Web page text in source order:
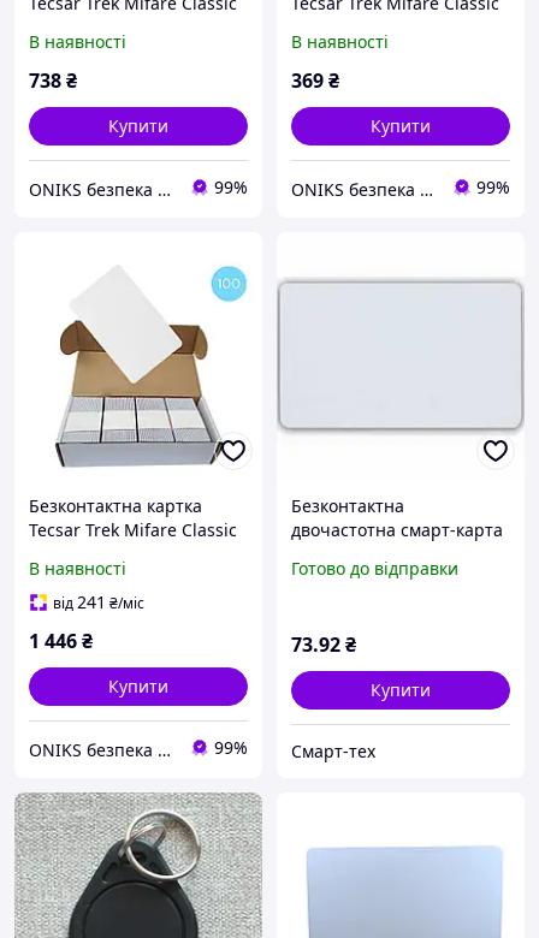
3115. Набір 50 шт
В наявності
738₴
Купити
ONIKS безпека та комфорт 99%
3114. Набір 25 шт
В наявності
369₴
Купити
ONIKS безпека та комфорт 99%
Безконтактна картка
Tecsar Trek Mifare Classic
3116. Набір 100 шт
В наявності
від241 ₴/міс
1 446₴
Купити
ONIKS безпека та комфорт 99%
Безконтактна
двочастотна смарт-карта
1K
Готово до відправки
73.92₴
Купити
Смарт-тех